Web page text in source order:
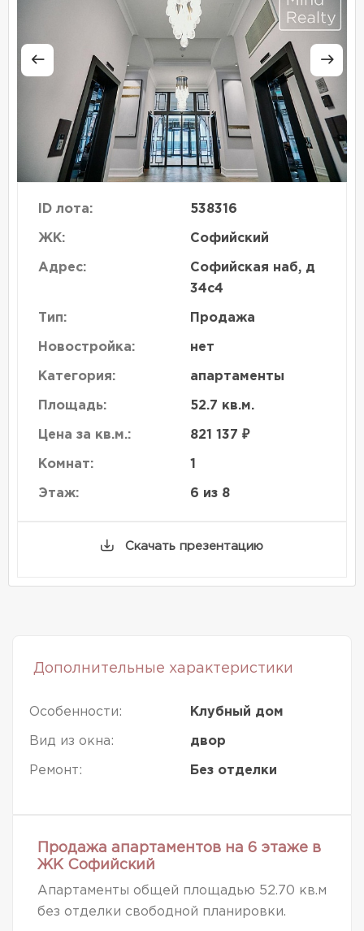
ID лота: 538316
ЖК: Софийский
Адрес:
Софийская наб, д
34с4
Тип: Продажа
Новостройка: нет
Категория: апартаменты
Площадь: 52.7 кв.м.
Цена за кв.м.: 821 137 ₽
Комнат: 1
Этаж: 6 из 8
Скачать презентацию
Дополнительные характеристики
Особенности: Клубный дом
Вид из окна: двор
Ремонт: Без отделки
Продажа апартаментов на 6 этаже в
ЖК Софийский
Апартаменты общей площадью 52.70 кв.м
без отделки свободной планировки.